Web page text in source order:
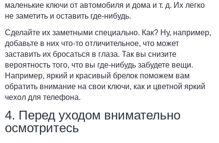
маленькие ключи от автомобиля и дома и т. д. Их легко
не заметить и оставить где-нибудь.
Сделайте их заметными специально. Как? Ну, например,
добавьте в них что-то отличительное, что может
заставить их бросаться в глаза. Так вы снизите
вероятность того, что вы где-нибудь забудете вещи.
Например, яркий и красивый брелок поможем вам
обратить внимание на свои ключи, как и цветной яркий
чехол для телефона.
4. Перед уходом внимательно
осмотритесь